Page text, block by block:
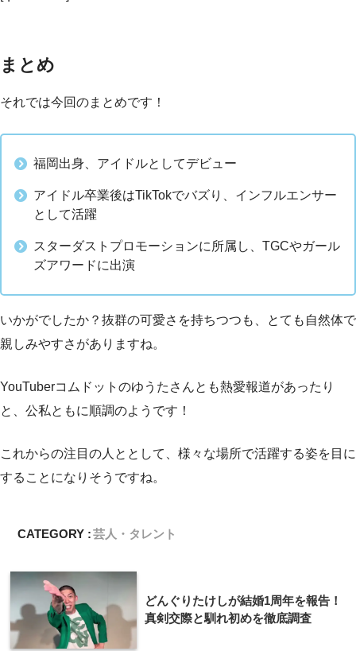
まとめ
それでは今回のまとめです！
福岡出身、アイドルとしてデビュー
アイドル卒業後はTikTokでバズり、インフルエンサー
として活躍
スターダストプロモーションに所属し、TGCやガール
ズアワードに出演
いかがでしたか？抜群の可愛さを持ちつつも、とても自然体で
親しみやすさがありますね。
YouTuberコムドットのゆうたさんとも熱愛報道があったり
と、公私ともに順調のようです！
これからの注目の人ととして、様々な場所で活躍する姿を目に
することになりそうですね。
CATEGORY :芸人・タレント
どんぐりたけしが結婚1周年を報告！
真剣交際と馴れ初めを徹底調査